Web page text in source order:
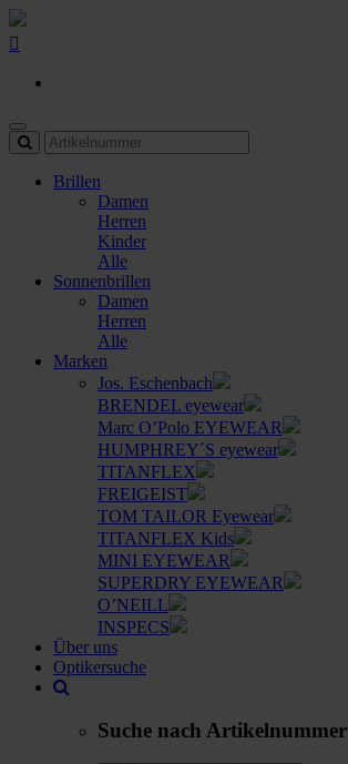
Brillen
Damen
Herren
Kinder
Alle
Sonnenbrillen
Damen
Herren
Alle
Marken
Jos. Eschenbach
BRENDEL eyewear
Marc O’Polo EYEWEAR
HUMPHREY´S eyewear
TITANFLEX
FREIGEIST
TOM TAILOR Eyewear
TITANFLEX Kids
MINI EYEWEAR
SUPERDRY EYEWEAR
O’NEILL
INSPECS
Über uns
Optikersuche
Suche nach Artikelnummer